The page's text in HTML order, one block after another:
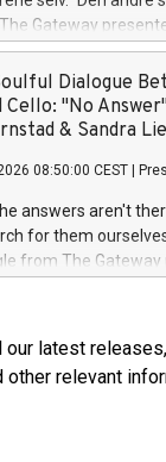
Gateway
mest
No
dialog
der stillheten og
Dialogue
Cello: "No
& Sandra
08:50:00 CEST
answers aren't
for them
from The Gateway
lyrical dialogue
where silence and
the notes are
our latest
relevant